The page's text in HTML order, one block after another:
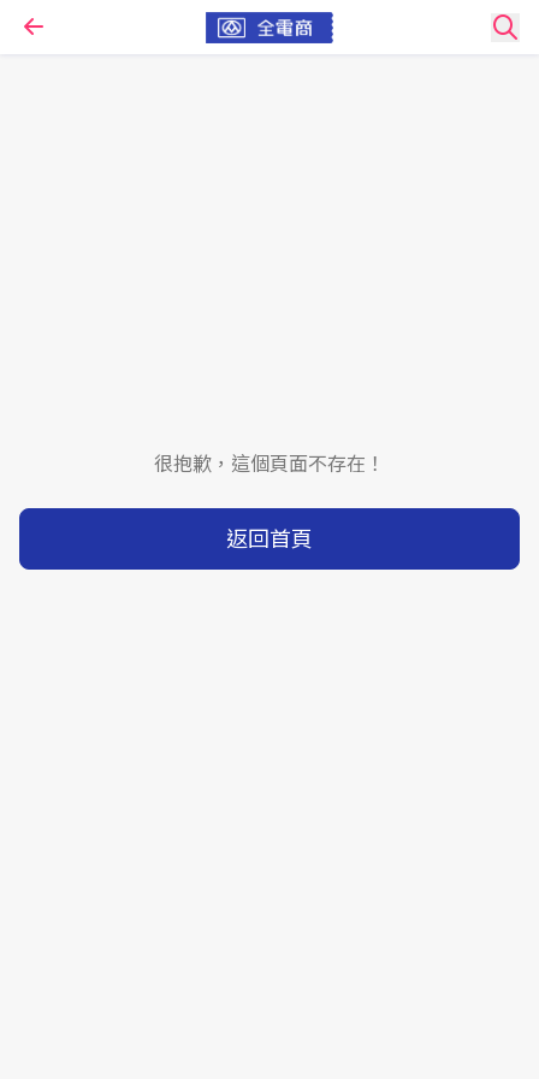
很抱歉，這個頁面不存在！
返回首頁